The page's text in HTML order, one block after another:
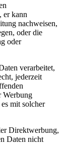
er kann
nachweisen,
oder die
oder
verarbeitet,
jederzeit
Werbung
mit solcher
Direktwerbung,
Daten nicht